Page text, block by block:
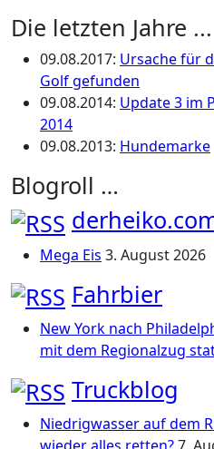
Die letzten Jahre ...
09.08.2017: Ursache für
Golf gefunden
09.08.2014: Update 3 im
2014
09.08.2013: Hundemarke
Blogroll …
Mega Eis 3. August 2026
Fahrbier
New York nach
mit dem Regionalzug
Truckblog
Niedrigwasser auf dem